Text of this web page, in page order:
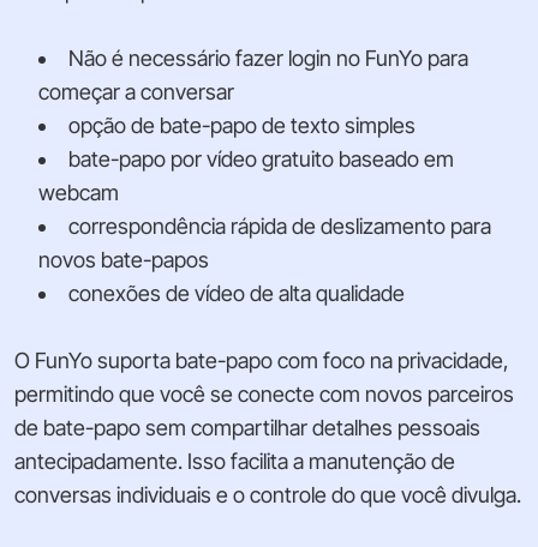
Não é necessário fazer login no FunYo para
começar a conversar
opção de bate-papo de texto simples
bate-papo por vídeo gratuito baseado em
webcam
correspondência rápida de deslizamento para
novos bate-papos
conexões de vídeo de alta qualidade
O FunYo suporta bate-papo com foco na privacidade,
permitindo que você se conecte com novos parceiros
de bate-papo sem compartilhar detalhes pessoais
antecipadamente. Isso facilita a manutenção de
conversas individuais e o controle do que você divulga.